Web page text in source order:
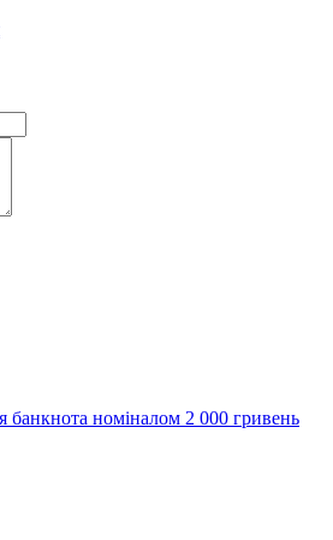
банкнота номіналом 2 000 гривень